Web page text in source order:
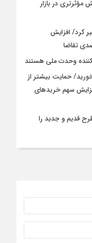
مؤثرتری در بازار
کرد/ افزایش
وحدت ملی هستند
حمایت بیشتر از
افزایش سهم خریدهای
قدیم و جدید را